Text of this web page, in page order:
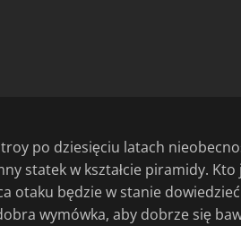
po dziesięciu latach
statek w kształcie piramidy. Kto
otaku będzie w stanie
wymówka, aby dobrze się